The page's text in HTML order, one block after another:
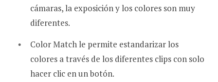
cámaras, la exposición y los colores son muy
diferentes.
Color Match le permite estandarizar los
colores a través de los diferentes clips con solo
hacer clic en un botón.